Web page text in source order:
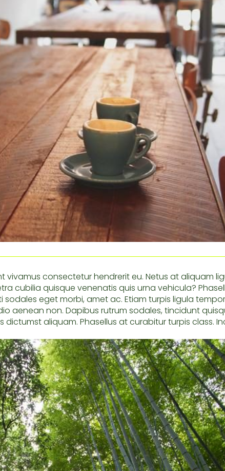
consectetur hendrerit eu. Netus at aliquam
cubilia quisque venenatis quis urna vehicula?
eget morbi, amet ac. Etiam turpis ligula
aenean non. Dapibus rutrum sodales, tincidunt
aliquam. Phasellus at curabitur turpis class.